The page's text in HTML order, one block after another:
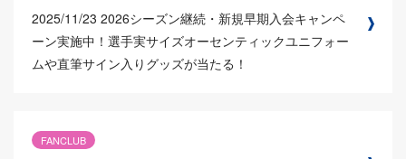
2025/11/23 2026シーズン継続・新規早期入会キャンペ
ーン実施中！選手実サイズオーセンティックユニフォー
ムや直筆サイン入りグッズが当たる！
FANCLUB